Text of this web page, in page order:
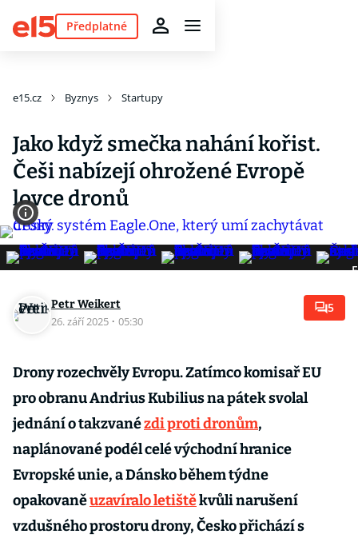
Předplatné
e15.cz Byznys Startupy
Jako když smečka nahání kořist.
Češi nabízejí ohrožené Evropě
lovce dronů
Petr Weikert
26. září 2025 · 05:30
5
Drony rozechvěly Evropu. Zatímco komisař EU
pro obranu Andrius Kubilius na pátek svolal
jednání o takzvanézdi proti dronům,
naplánované podél celé východní hranice
Evropské unie, a Dánsko během týdne
opakovaněuzavíralo letištěkvůli narušení
vzdušného prostoru drony, Česko přichází s